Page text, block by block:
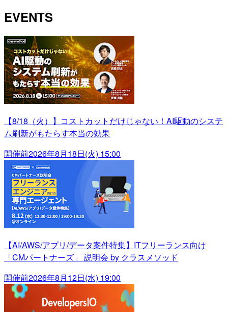
EVENTS
【8/18（火）】コストカットだけじゃない！AI駆動のシステ
ム刷新がもたらす本当の効果
開催前2026年8月18日(火) 15:00
【AI/AWS/アプリ/データ案件特集】ITフリーランス向け
「CMパートナーズ」 説明会 by クラスメソッド
開催前2026年8月12日(水) 19:00